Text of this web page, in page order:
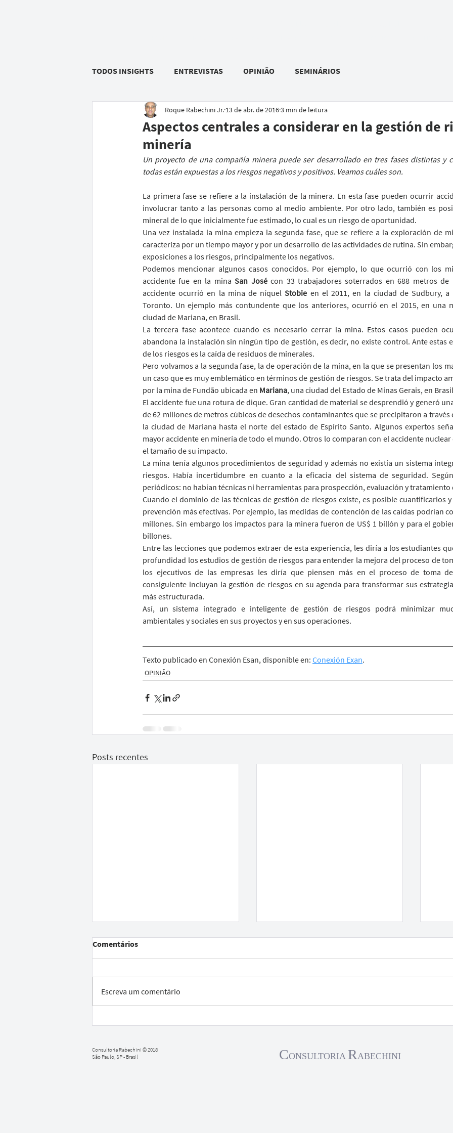
TODOS INSIGHTS ENTREVISTAS OPINIÃO SEMINÁRIOS
Aspectos centrales a considerar en la gestión de
minería
Roque Rabechini Jr. 13 de abr. de 20163 min de leitura
Un proyecto de una compañía minera puede ser desarrollado en tres fases distintas y
todas están expuestas a los riesgos negativos y positivos. Veamos cuáles son.
La primera fase se refiere a la instalación de la minera. En esta fase pueden ocurrir
involucrar tanto a las personas como al medio ambiente. Por otro lado, también es
mineral de lo que inicialmente fue estimado, lo cual es un riesgo de oportunidad.
Una vez instalada la mina empieza la segunda fase, que se refiere a la exploración de
caracteriza por un tiempo mayor y por un desarrollo de las actividades de rutina. Sin
exposiciones a los riesgos, principalmente los negativos.
Podemos mencionar algunos casos conocidos. Por ejemplo, lo que ocurrió con los
accidente fue en la mina San José con 33 trabajadores soterrados en 688 metros
accidente ocurrió en la mina de níquel Stobie en el 2011, en la ciudad de Sudbury,
Toronto. Un ejemplo más contundente que los anteriores, ocurrió en el 2015, en una
ciudad de Mariana, en Brasil.
La tercera fase acontece cuando es necesario cerrar la mina. Estos casos pueden
abandona la instalación sin ningún tipo de gestión, es decir, no existe control. Ante estas
de los riesgos es la caída de residuos de minerales.
Pero volvamos a la segunda fase, la de operación de la mina, en la que se presentan los
un caso que es muy emblemático en términos de gestión de riesgos. Se trata del impacto
por la mina de Fundão ubicada en Mariana, una ciudad del Estado de Minas Gerais, en
El accidente fue una rotura de dique. Gran cantidad de material se desprendió y generó
de 62 millones de metros cúbicos de desechos contaminantes que se precipitaron a través
la ciudad de Mariana hasta el norte del estado de Espírito Santo. Algunos expertos
mayor accidente en minería de todo el mundo. Otros lo comparan con el accidente
el tamaño de su impacto.
La mina tenía algunos procedimientos de seguridad y además no existía un sistema
riesgos. Había incertidumbre en cuanto a la eficacia del sistema de seguridad.
periódicos: no habían técnicas ni herramientas para prospección, evaluación y tratamiento
Cuando el dominio de las técnicas de gestión de riesgos existe, es posible cuantificarlos
prevención más efectivas. Por ejemplo, las medidas de contención de las caídas podrían
millones. Sin embargo los impactos para la minera fueron de US$ 1 billón y para el
billones.
Entre las lecciones que podemos extraer de esta experiencia, les diría a los estudiantes
profundidad los estudios de gestión de riesgos para entender la mejora del proceso de
los ejecutivos de las empresas les diría que piensen más en el proceso de toma
consiguiente incluyan la gestión de riesgos en su agenda para transformar sus
más estructurada.
Así, un sistema integrado e inteligente de gestión de riesgos podrá minimizar
ambientales y sociales en sus proyectos y en sus operaciones.
Texto publicado en Conexión Esan, disponible en: Conexión Exan.
OPINIÃO
Posts recentes
Comentários
Escreva um comentário
Consultoria Rabechini © 2018
São Paulo, SP - Brasil
CONSULTORIA RABECHINI